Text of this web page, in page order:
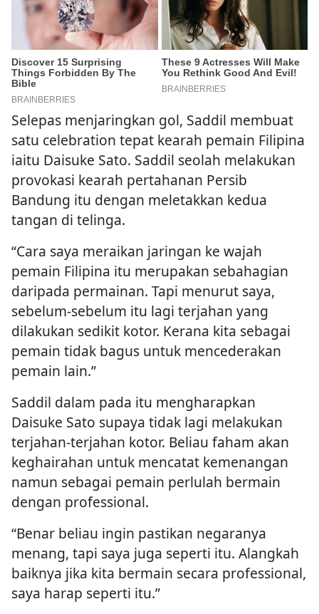
Selepas menjaringkan gol, Saddil membuat
satu celebration tepat kearah pemain Filipina
iaitu Daisuke Sato. Saddil seolah melakukan
provokasi kearah pertahanan Persib
Bandung itu dengan meletakkan kedua
tangan di telinga.
“Cara saya meraikan jaringan ke wajah
pemain Filipina itu merupakan sebahagian
daripada permainan. Tapi menurut saya,
sebelum-sebelum itu lagi terjahan yang
dilakukan sedikit kotor. Kerana kita sebagai
pemain tidak bagus untuk mencederakan
pemain lain.”
Saddil dalam pada itu mengharapkan
Daisuke Sato supaya tidak lagi melakukan
terjahan-terjahan kotor. Beliau faham akan
keghairahan untuk mencatat kemenangan
namun sebagai pemain perlulah bermain
dengan professional.
“Benar beliau ingin pastikan negaranya
menang, tapi saya juga seperti itu. Alangkah
baiknya jika kita bermain secara professional,
saya harap seperti itu.”